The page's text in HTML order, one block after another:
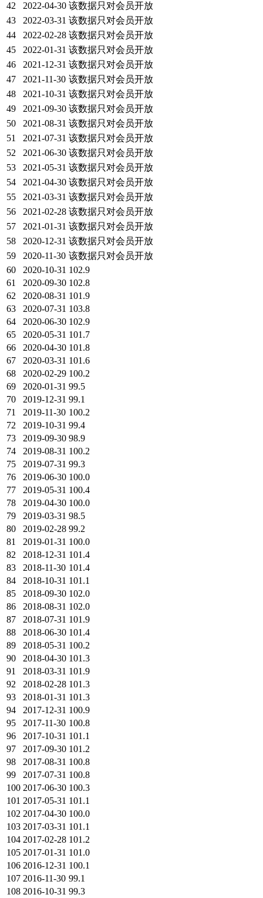
42
2022-04-30 该数据只对会员开放
43
2022-03-31 该数据只对会员开放
44
2022-02-28 该数据只对会员开放
45
2022-01-31 该数据只对会员开放
46
2021-12-31 该数据只对会员开放
47
2021-11-30 该数据只对会员开放
48
2021-10-31 该数据只对会员开放
49
2021-09-30 该数据只对会员开放
50
2021-08-31 该数据只对会员开放
51
2021-07-31 该数据只对会员开放
52
2021-06-30 该数据只对会员开放
53
2021-05-31 该数据只对会员开放
54
2021-04-30 该数据只对会员开放
55
2021-03-31 该数据只对会员开放
56
2021-02-28 该数据只对会员开放
57
2021-01-31 该数据只对会员开放
58
2020-12-31 该数据只对会员开放
59
2020-11-30 该数据只对会员开放
60
2020-10-31 102.9
61
2020-09-30 102.8
62
2020-08-31 101.9
63
2020-07-31 103.8
64
2020-06-30 102.9
65
2020-05-31 101.7
66
2020-04-30 101.8
67
2020-03-31 101.6
68
2020-02-29 100.2
69
2020-01-31 99.5
70
2019-12-31 99.1
71
2019-11-30 100.2
72
2019-10-31 99.4
73
2019-09-30 98.9
74
2019-08-31 100.2
75
2019-07-31 99.3
76
2019-06-30 100.0
77
2019-05-31 100.4
78
2019-04-30 100.0
79
2019-03-31 98.5
80
2019-02-28 99.2
81
2019-01-31 100.0
82
2018-12-31 101.4
83
2018-11-30 101.4
84
2018-10-31 101.1
85
2018-09-30 102.0
86
2018-08-31 102.0
87
2018-07-31 101.9
88
2018-06-30 101.4
89
2018-05-31 100.2
90
2018-04-30 101.3
91
2018-03-31 101.9
92
2018-02-28 101.3
93
2018-01-31 101.3
94
2017-12-31 100.9
95
2017-11-30 100.8
96
2017-10-31 101.1
97
2017-09-30 101.2
98
2017-08-31 100.8
99
2017-07-31 100.8
100 2017-06-30 100.3
101 2017-05-31 101.1
102 2017-04-30 100.0
103 2017-03-31 101.1
104 2017-02-28 101.2
105 2017-01-31 101.0
106 2016-12-31 100.1
107 2016-11-30 99.1
108 2016-10-31 99.3